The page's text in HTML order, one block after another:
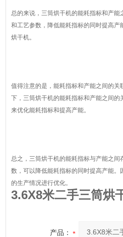
总的来说，三筒烘干机的能耗指标和产
和工艺参数，降低能耗指标的同时提高
烘干机。
值得注意的是，能耗指标和产能之间的
下，三筒烘干机的能耗指标和产能之间
来优化能耗指标和提高产能。
总之，三筒烘干机的能耗指标与产能之
数，可以降低能耗指标的同时提高产能
的生产情况进行优化。
3.6X8米二手三筒烘
产品：